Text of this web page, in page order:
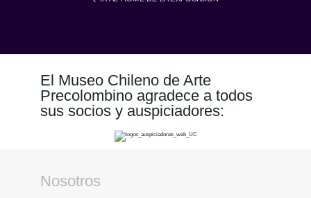
El Museo Chileno de Arte
Precolombino agradece a todos
sus socios y auspiciadores:
Nosotros